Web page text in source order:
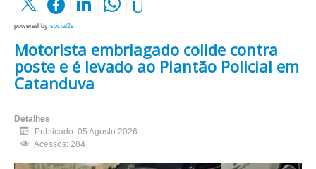
powered by social2s
Motorista embriagado colide contra
poste e é levado ao Plantão Policial em
Catanduva
Detalhes
Publicado: 05 Agosto 2026
Acessos: 284